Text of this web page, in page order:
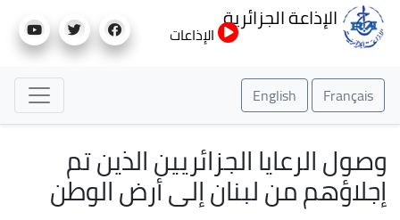
إلى
الإذاعة الجزائرية
الإذاعات
Français
English
وصول الرعايا الجزائريين الذين تم
إجلاؤهم من لبنان إلى أرض الوطن